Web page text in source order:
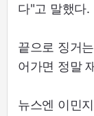
다"고 말했다.
끝으로 징거
어가면 정말
뉴스엔 이민